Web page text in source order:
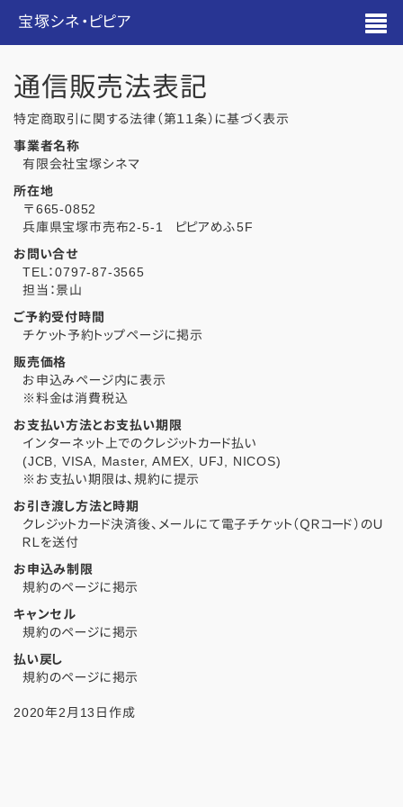
宝塚シネ・ピピア
通信販売法表記
特定商取引に関する法律（第１１条）に基づく表示
事業者名称
有限会社宝塚シネマ
所在地
〒665-0852
兵庫県宝塚市売布2-5-1 ピピアめふ5F
お問い合せ
TEL：0797-87-3565
担当：景山
ご予約受付時間
チケット予約トップページに掲示
販売価格
お申込みページ内に表示
※料金は消費税込
お支払い方法とお支払い期限
インターネット上でのクレジットカード払い
(JCB, VISA, Master, AMEX, UFJ, NICOS)
※お支払い期限は、規約に提示
お引き渡し方法と時期
クレジットカード決済後、メールにて電子チケット（ＱＲコード）のＵ
ＲＬを送付
お申込み制限
規約のページに掲示
キャンセル
規約のページに掲示
払い戻し
規約のページに掲示
2020年2月13日作成